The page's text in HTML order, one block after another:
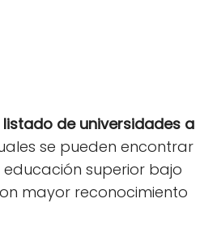
listado de universidades a
se pueden encontrar
superior bajo
mayor reconocimiento